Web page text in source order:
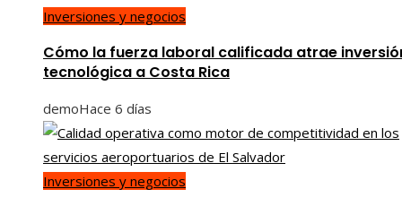
Inversiones y negocios
Cómo la fuerza laboral calificada atrae
tecnológica a Costa Rica
demoHace 6 días
Inversiones y negocios